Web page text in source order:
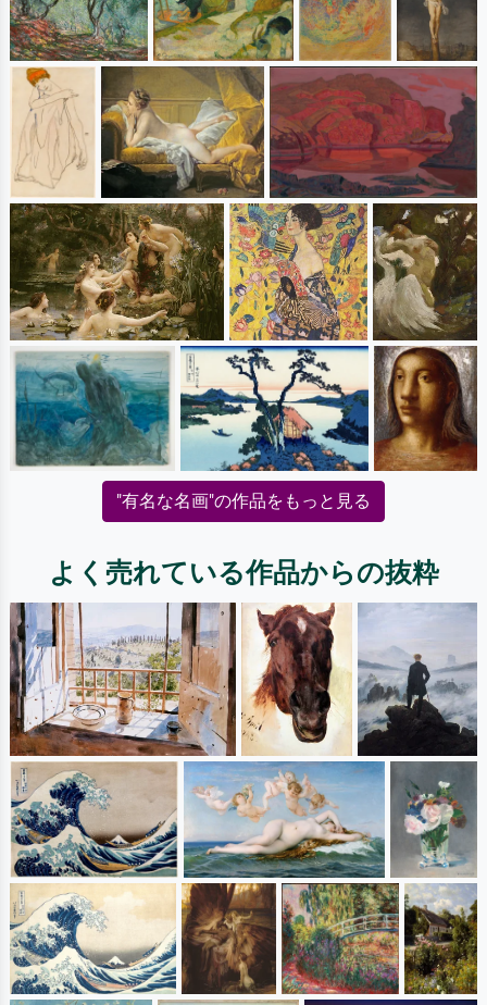
"有名な名画"の作品をもっと見る
よく売れている作品からの抜粋